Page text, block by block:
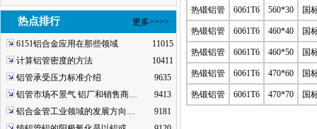
热点排行 更多>>>>
6151铝合金应用在那些领域
11015
计算铝管密度的方法
10411
铝管承受压力标准介绍
9635
铝管市场不景气 铝厂和销售商…
9413
铝合金管工业领域的发展方向…
9181
热锻铝管 6061T6 560*30 国
热锻铝管 6061T6 460*40 国
热锻铝管 6061T6 460*50 国
热锻铝管 6061T6 470*60 国
热锻铝管 6061T6 470*70 国